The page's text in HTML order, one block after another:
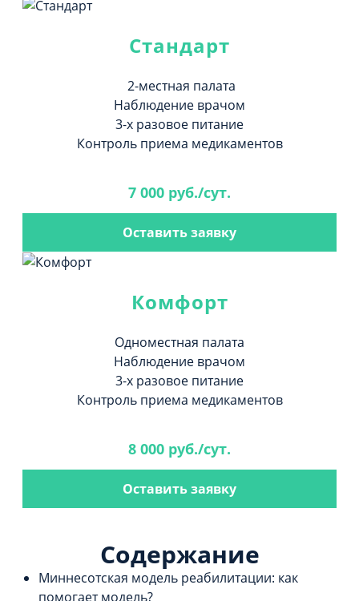
Стандарт
2-местная палата
Наблюдение врачом
3-х разовое питание
Контроль приема медикаментов
7 000 руб./сут.
Оставить заявку
Комфорт
Одноместная палата
Наблюдение врачом
3-х разовое питание
Контроль приема медикаментов
8 000 руб./сут.
Оставить заявку
Содержание
Миннесотская модель реабилитации: как
помогает модель?